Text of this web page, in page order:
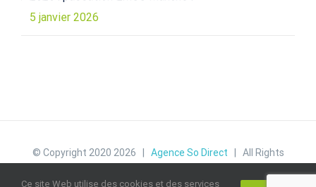
5 janvier 2026
© Copyright 2020 2026 | Agence So Direct | All Rights
Mentions
Ce site Web utilise des cookies et des services